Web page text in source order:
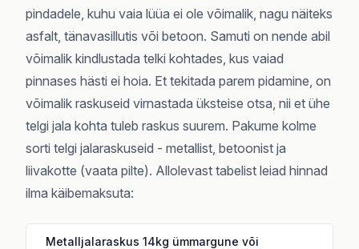
pindadele, kuhu vaia lüüa ei ole võimalik, nagu näiteks
asfalt, tänavasillutis või betoon. Samuti on nende abil
võimalik kindlustada telki kohtades, kus vaiad
pinnases hästi ei hoia. Et tekitada parem pidamine, on
võimalik raskuseid virnastada üksteise otsa, nii et ühe
telgi jala kohta tuleb raskus suurem. Pakume kolme
sorti telgi jalaraskuseid - metallist, betoonist ja
liivakotte (vaata pilte). Allolevast tabelist leiad hinnad
ilma käibemaksuta:
Metalljalaraskus 14kg ümmargune või